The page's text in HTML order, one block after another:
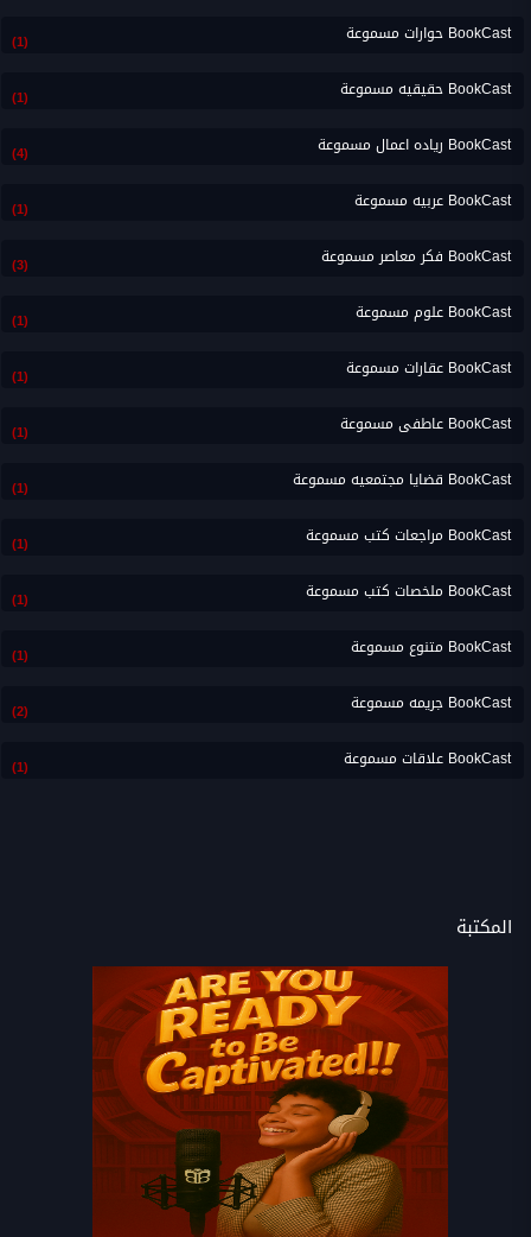
BookCast حوارات مسموعة (1)
BookCast حقيقيه مسموعة (1)
BookCast رياده اعمال مسموعة (4)
BookCast عربيه مسموعة (1)
BookCast فكر معاصر مسموعة (3)
BookCast علوم مسموعة (1)
BookCast عقارات مسموعة (1)
BookCast عاطفى مسموعة (1)
BookCast قضايا مجتمعيه مسموعة (1)
BookCast مراجعات كتب مسموعة (1)
BookCast ملخصات كتب مسموعة (1)
BookCast متنوع مسموعة (1)
BookCast جريمه مسموعة (2)
BookCast علاقات مسموعة (1)
المكتبة